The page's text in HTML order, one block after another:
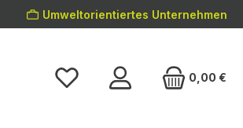
Umweltorientiertes Unternehmen
0,00 €